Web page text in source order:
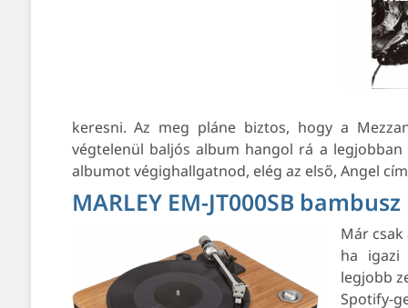
keresni. Az meg pláne biztos, hogy a
végtelenül baljós album hangol rá a
albumot végighallgatnod, elég az első, Angel
MARLEY EM-JT000SB
Már
ha igazi
legjobb
Spotify-